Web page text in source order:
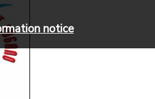
notice